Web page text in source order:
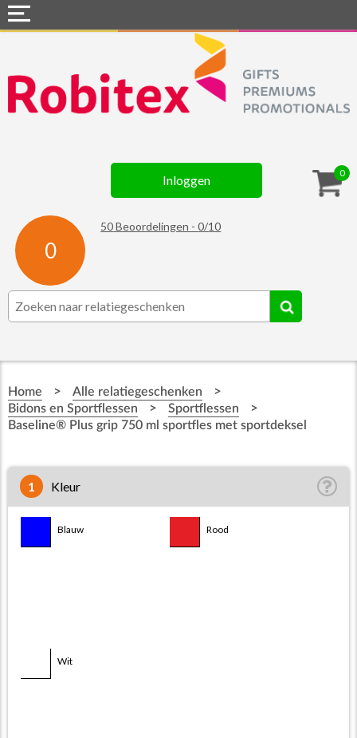
0
Inloggen
0
50Beoordelingen -0/10
Webshops
Snel naar »
Assortiment
Contact
☆ Prijsknallers ☆
Home > Alle relatiegeschenken >
Bidons en Sportflessen > Sportflessen >
Baseline® Plus grip 750 ml sportfles met sportdeksel
1 Kleur
Blauw
Rood
Wit